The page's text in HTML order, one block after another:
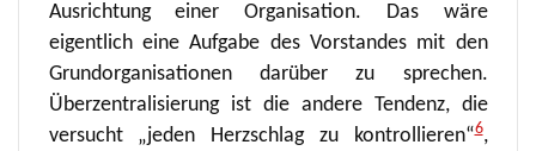
Ausrichtung einer Organisation. Das wäre
eigentlich eine Aufgabe des Vorstandes mit den
Grundorganisationen darüber zu sprechen.
Überzentralisierung ist die andere Tendenz, die
versucht „jeden Herzschlag zu kontrollieren“6,